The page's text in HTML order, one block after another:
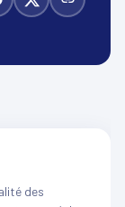
des